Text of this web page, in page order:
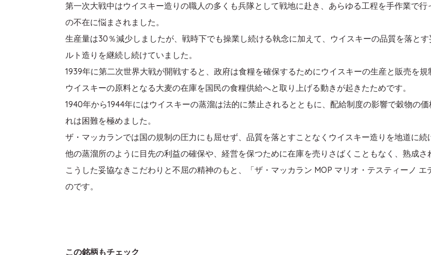
第一次大戦中はウイスキー造りの職人の多くも兵隊として戦地に赴き、あらゆる工程を手作業で
の不在に悩まされました。
生産量は30％減少しましたが、戦時下でも操業し続ける執念に加えて、ウイスキーの品質を落と
ルト造りを継続し続けていました。
1939年に第二次世界大戦が開戦すると、政府は食糧を確保するためにウイスキーの生産と販売を規
ウイスキーの原料となる大麦の在庫を国民の食糧供給へと取り上げる動きが起きたためです。
1940年から1944年にはウイスキーの蒸溜は法的に禁止されるとともに、配給制度の影響で穀物の
れは困難を極めました。
ザ・マッカランでは国の規制の圧力にも屈せず、品質を落とすことなくウイスキー造りを地道に続
他の蒸溜所のように目先の利益の確保や、経営を保つために在庫を売りさばくこともなく、熟成さ
こうした妥協なきこだわりと不屈の精神のもと、「ザ・マッカラン MOP マリオ・テスティーノ
のです。
この銘柄もチェック